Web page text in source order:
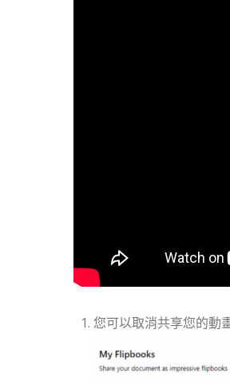
您可以取消共享您的動